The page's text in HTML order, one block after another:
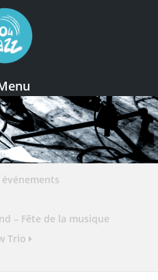
– Fête de la musique
Trio